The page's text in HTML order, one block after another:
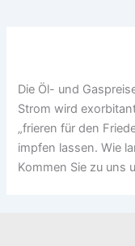
Die Öl- und
Strom wird
„frieren für den
impfen lassen. Wie
Kommen Sie zu uns